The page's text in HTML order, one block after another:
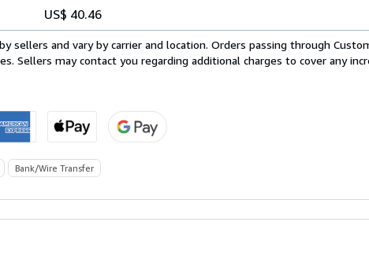
US$ 40.46
sellers and vary by carrier and location. Orders passing through
Sellers may contact you regarding additional charges to cover any
Bank/Wire Transfer